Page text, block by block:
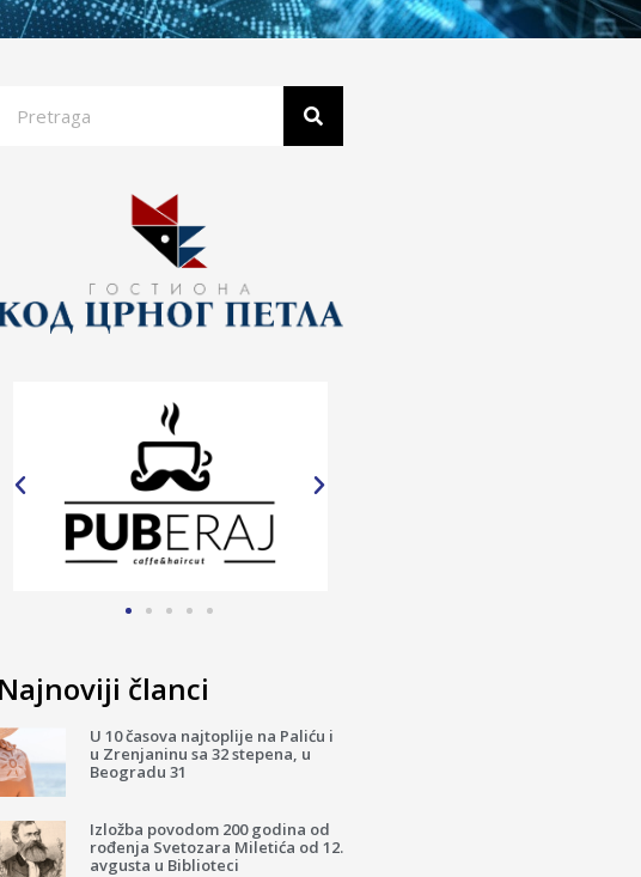
Najnoviji članci
U 10 časova najtoplije na Paliću i
u Zrenjaninu sa 32 stepena, u
Beogradu 31
Izložba povodom 200 godina od
rođenja Svetozara Miletića od 12.
avgusta u Biblioteci